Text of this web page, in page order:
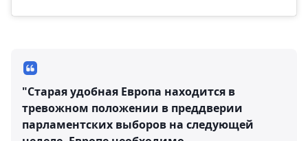
"Старая удобная Европа находится в
тревожном положении в преддверии
парламентских выборов на следующей